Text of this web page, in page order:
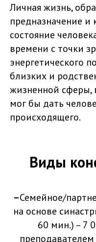
Личная жизнь,
предназначение и
состояние
времени с точки
энергетического
близких и
жизненной
мог бы дать
происходящего.
Виды
–Семейное/
на основе
60 мин.) – 7